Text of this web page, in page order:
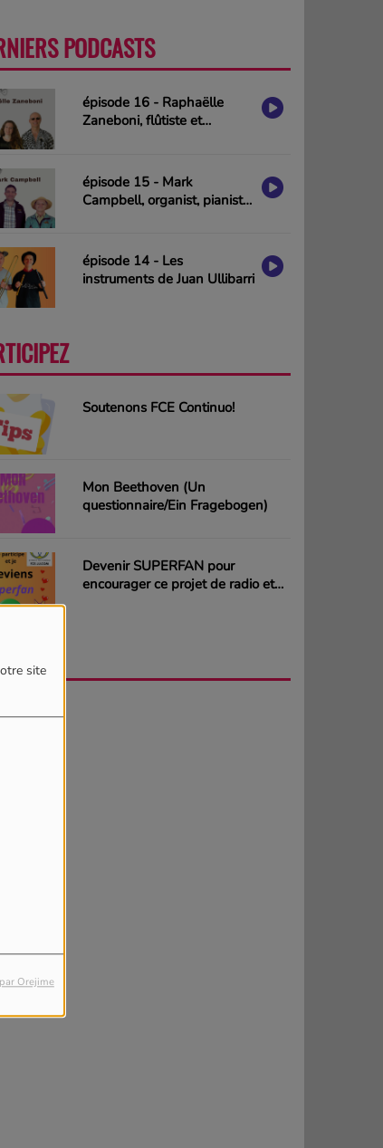
site
Orejime
PODCASTS
épisode 16 - Raphaëlle
Zaneboni, flûtiste et
épisode 15 - Mark
Campbell, organist, pianist
épisode 14 - Les
instruments de Juan Ullibarri
Soutenons FCE Continuo!
Mon Beethoven (Un
questionnaire/Ein Fragebogen)
Devenir SUPERFAN pour
encourager ce projet de radio et